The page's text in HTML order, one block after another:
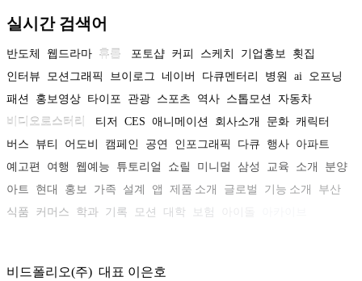
실시간 검색어
반도체 웹드라마 휴롬 포토샵 커피 스케치 기업홍보
횟집
인터뷰
모션그래픽 브이로그 네이버 다큐멘터리 병원 ai 오프닝
패션
홍보영상 타이포 관광 스포츠 역사 스톱모션
자동차
비디오로스터리
티저 CES 애니메이션 회사소개 문화 캐릭터
버스
뷰티 어도비 캠페인 공연 인포그래픽 다큐 행사 아파트
예고편
여행 웹예능 튜토리얼 쇼릴 미니멀 삼성 교육 소개
분양
아트
현대 홍보 가족 설계 앱 제품 소개 글로벌 기능 소개
부산
식품
커머스 학과 기록 모션 대학 보험
비드폴리오(주) 대표 이은호